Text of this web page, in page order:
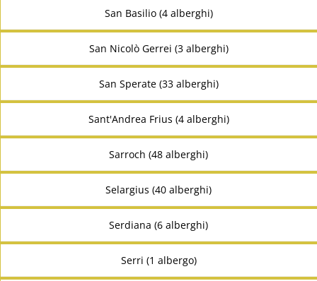
San Basilio (4 alberghi)
San Nicolò Gerrei (3 alberghi)
San Sperate (33 alberghi)
Sant'Andrea Frius (4 alberghi)
Sarroch (48 alberghi)
Selargius (40 alberghi)
Serdiana (6 alberghi)
Serri (1 albergo)